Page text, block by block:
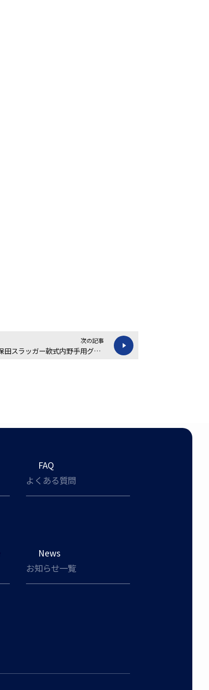
次の記事
【買取金額 13,000円】久保田スラッガー軟式内野手用グローブの買取実績
FAQ
よくある質問
News
お知らせ一覧